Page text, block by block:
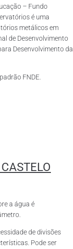
– Fundo
é uma
metálicos em
de Desenvolvimento
Desenvolvimento da
FNDE.
a água é
de divisões
Pode ser